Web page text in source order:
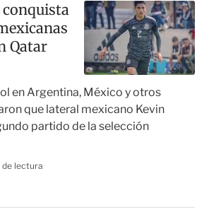
Qatar
en Argentina, México y otros
que lateral mexicano Kevin
partido de la selección
de lectura